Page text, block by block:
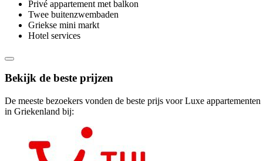
Privé appartement met balkon
Twee buitenzwembaden
Griekse mini markt
Hotel services
Bekijk de beste prijzen
De meeste bezoekers vonden de beste prijs voor Luxe appartementen
in Griekenland bij: